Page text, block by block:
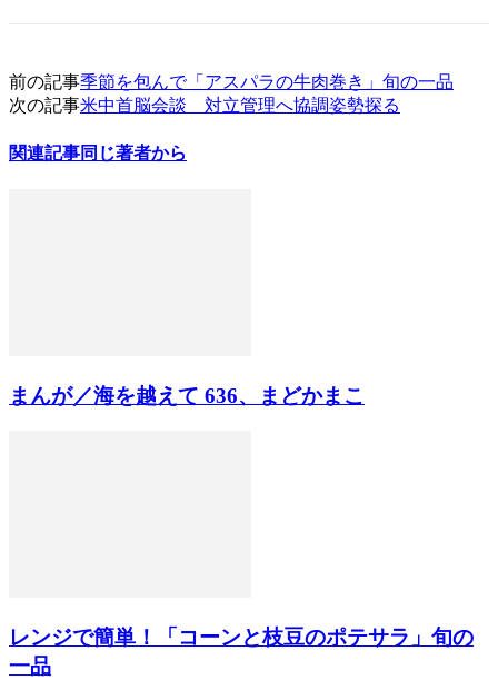
前の記事季節を包んで「アスパラの牛肉巻き」旬の一品
次の記事米中首脳会談 対立管理へ協調姿勢探る
関連記事同じ著者から
まんが／海を越えて 636、まどかまこ
レンジで簡単！「コーンと枝豆のポテサラ」旬の
一品